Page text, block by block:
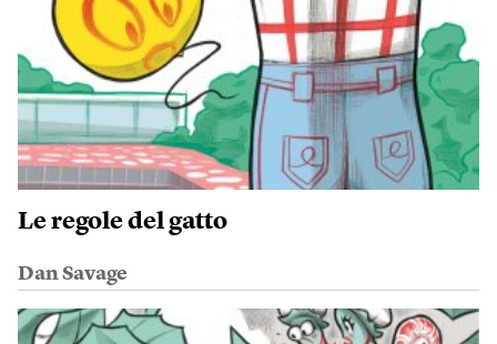
Le regole del gatto
Dan Savage